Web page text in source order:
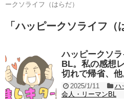
ークソライフ（はらだ）
「ハッピークソライフ（
ハッピークソ
BL。私の感想
切れで帰省、他
2025/1/11 ハ
会人・リーマンBL